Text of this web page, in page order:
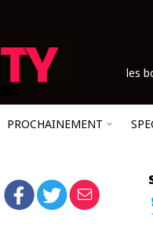
les
PROCHAINEMENT